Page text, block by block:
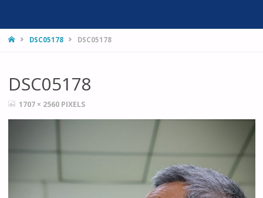
HOMEDSC05178 DSC05178
DSC05178
FULL1707 × 2560 PIXELS